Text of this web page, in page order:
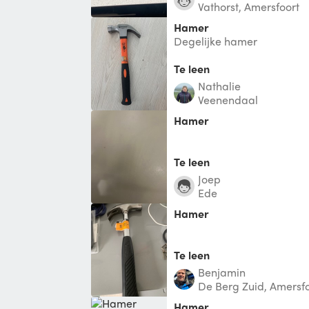
Vathorst, Amersfoort
Hamer
Degelijke hamer
Te leen
Nathalie
Veenendaal
Hamer
Te leen
Joep
Ede
Hamer
Te leen
Benjamin
De Berg Zuid,